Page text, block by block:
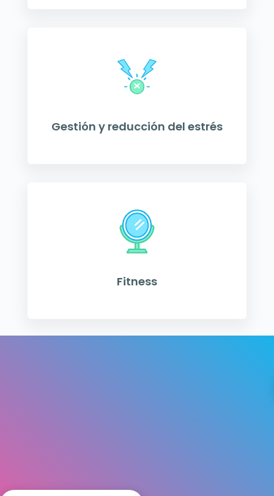
Gestión y reducción del estrés
Fitness